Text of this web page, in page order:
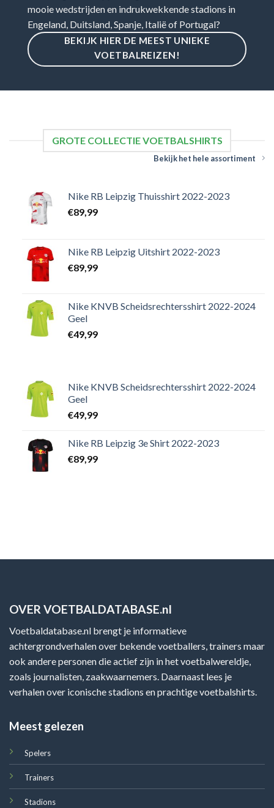
mooie wedstrijden en indrukwekkende stadions in
Engeland, Duitsland, Spanje, Italië of Portugal?
BEKIJK HIER DE MEEST UNIEKE
VOETBALREIZEN!
GROTE COLLECTIE VOETBALSHIRTS
Bekijk het hele assortiment
Nike RB Leipzig Thuisshirt 2022-2023
€89,99
Nike RB Leipzig Uitshirt 2022-2023
€89,99
Nike KNVB Scheidsrechtersshirt 2022-2024
Geel
€49,99
Nike KNVB Scheidsrechtersshirt 2022-2024
Geel
€49,99
Nike RB Leipzig 3e Shirt 2022-2023
€89,99
OVER VOETBALDATABASE.nl
Voetbaldatabase.nl brengt je informatieve
achtergrondverhalen over bekende voetballers, trainers maar
ook andere personen die actief zijn in het voetbalwereldje,
zoals journalisten, zaakwaarnemers. Daarnaast lees je
verhalen over iconische stadions en prachtige voetbalshirts.
Meest gelezen
Spelers
Trainers
Stadions